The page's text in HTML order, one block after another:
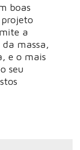
boas
projeto
a
massa,
e o mais
seu